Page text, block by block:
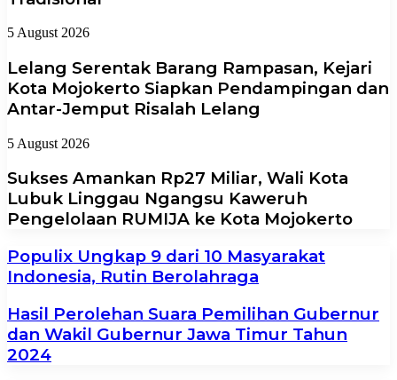
5 August 2026
Lelang Serentak Barang Rampasan, Kejari
Kota Mojokerto Siapkan Pendampingan dan
Antar-Jemput Risalah Lelang
5 August 2026
Sukses Amankan Rp27 Miliar, Wali Kota
Lubuk Linggau Ngangsu Kaweruh
Pengelolaan RUMIJA ke Kota Mojokerto
Populix Ungkap 9 dari 10 Masyarakat
Indonesia, Rutin Berolahraga
Hasil Perolehan Suara Pemilihan Gubernur
dan Wakil Gubernur Jawa Timur Tahun
2024